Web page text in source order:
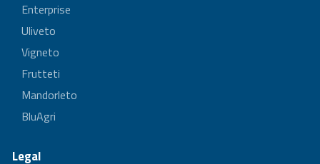
Enterprise
Uliveto
Vigneto
Frutteti
Mandorleto
BluAgri
Legal